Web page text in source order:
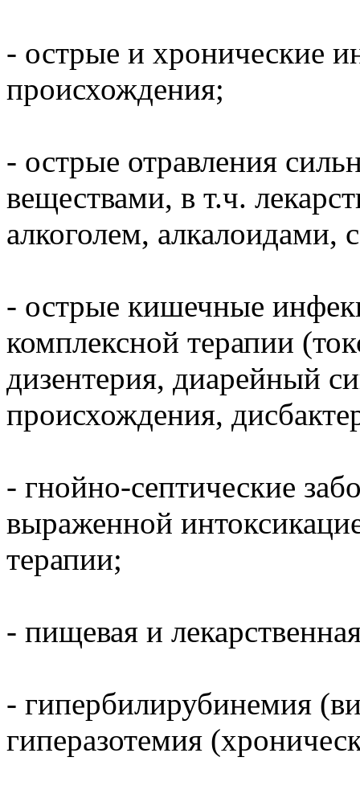
- острые и хронические
происхождения;
- острые отравления
веществами, в т.ч.
алкоголем, алкалоидами,
- острые кишечные
комплексной терапии
дизентерия, диарейный
происхождения,
- гнойно-септические
выраженной
терапии;
- пищевая и
- гипербилирубинемия
гиперазотемия